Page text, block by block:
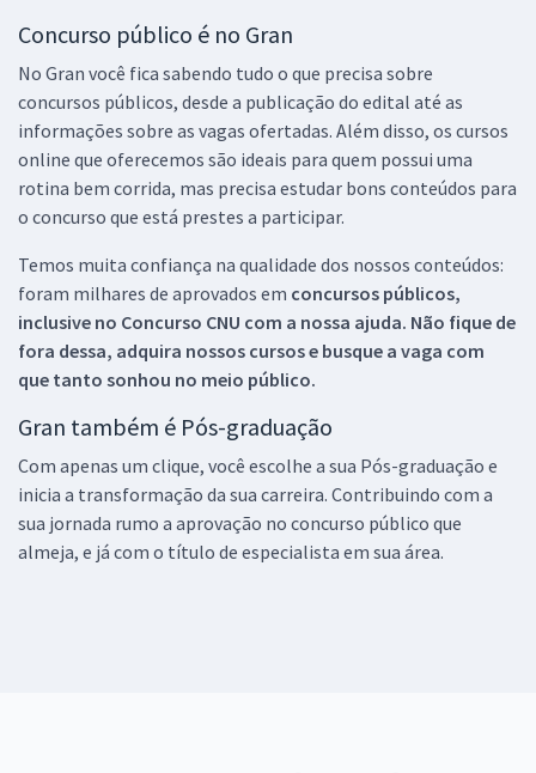
Concurso público é no Gran
No Gran você fica sabendo tudo o que precisa sobre
concursos públicos, desde a publicação do edital até as
informações sobre as vagas ofertadas. Além disso, os cursos
online que oferecemos são ideais para quem possui uma
rotina bem corrida, mas precisa estudar bons conteúdos para
o concurso que está prestes a participar.
Temos muita confiança na qualidade dos nossos conteúdos:
foram milhares de aprovados em concursos públicos,
inclusive no Concurso CNU com a nossa ajuda. Não fique de
fora dessa, adquira nossos cursos e busque a vaga com
que tanto sonhou no meio público.
Gran também é Pós-graduação
Com apenas um clique, você escolhe a sua Pós-graduação e
inicia a transformação da sua carreira. Contribuindo com a
sua jornada rumo a aprovação no concurso público que
almeja, e já com o título de especialista em sua área.